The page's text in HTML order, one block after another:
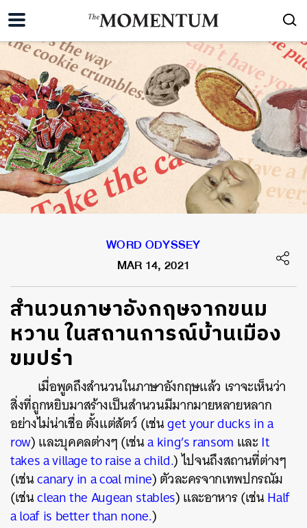
WORD ODYSSEY
MAR 14, 2021
สำนวนภาษาอังกฤษจากขนม
หวาน ในสถานการณ์บ้านเมือง
ขมปร่า
เมื่อพูดถึงสำนวนในภาษาอังกฤษแล้ว เราจะเห็นว่า
สิ่งที่ถูกหยิบมาสร้างเป็นสำนวนมีมากมายหลายหลาก
อย่างไม่น่าเชื่อ ตั้งแต่สัตว์ (เช่นget your ducks in a
row) และบุคคลต่างๆ (เช่นa king’s ransom และ It
takes a village to raise a child.) ไปจนถึงสถานที่ต่างๆ
(เช่นcanary in a coal mine) ตัวละครจากเทพปกรณัม
(เช่นclean the Augean stables) และอาหาร (เช่นHalf
a loaf is better than none.)